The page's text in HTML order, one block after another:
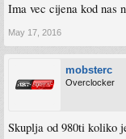
Ima vec cijena kod nas
May 17, 2016
mobsterc
Overclocker
Skuplja od 980ti koliko